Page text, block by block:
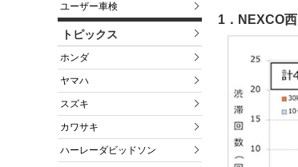
ユーザー車検
トピックス
ホンダ
ヤマハ
スズキ
カワサキ
ハーレーダビッドソン
1．NEXCO